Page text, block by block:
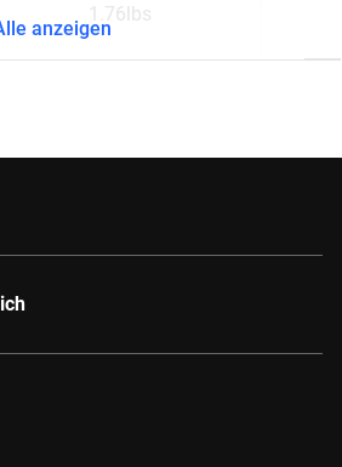
1.76lbs
anzeigen